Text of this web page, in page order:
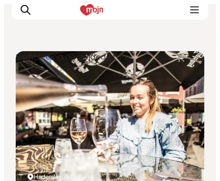
Oplevelser
Byer & Steder
Det sker
Overnatning
Planlæg din ferie
Booking
Haderslev, Sydjylland
Sightseeing og guidede ture